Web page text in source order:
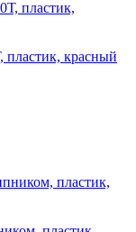
пластик, красный